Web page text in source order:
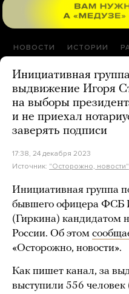
НОВОСТИ ИСТОРИИ
Инициативная
выдвижение Игоря
на выборы
и не приехал
заверять подписи
17:38, 24 декабря 2023
Источник: "Осторожно, новости"
Инициативная группа
бывшего офицера ФСБ
(Гиркина) кандидатом
России. Об этом
«Осторожно, новости».
Как пишет канал, за
выступили 556